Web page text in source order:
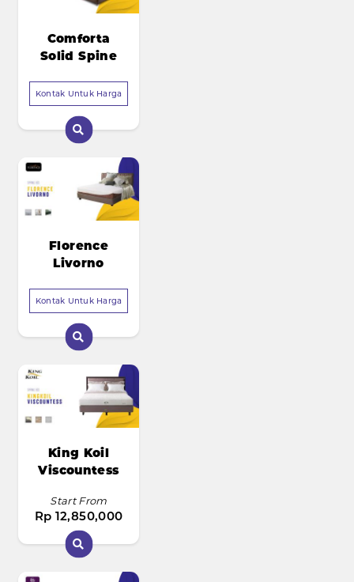
Comforta
Solid Spine
Kontak Untuk Harga
Florence
Livorno
Kontak Untuk Harga
King Koil
Viscountess
Start From
Rp 12,850,000